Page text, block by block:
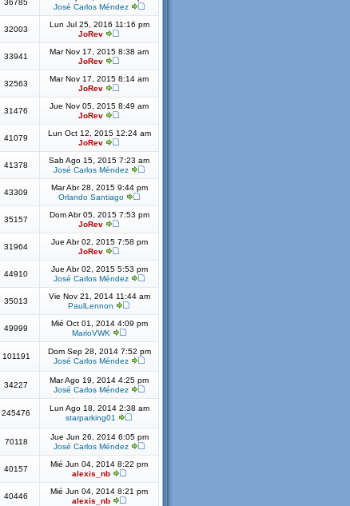
36785
José Carlos Méndez
32003
Lun Jul 25, 2016 11:16 pm
JoRev
33941
Mar Nov 17, 2015 8:38 am
JoRev
32563
Mar Nov 17, 2015 8:14 am
JoRev
31476
Jue Nov 05, 2015 8:49 am
JoRev
41079
Lun Oct 12, 2015 12:24 am
JoRev
41378
Sab Ago 15, 2015 7:23 am
José Carlos Méndez
43309
Mar Abr 28, 2015 9:44 pm
Orlando Santiago
35157
Dom Abr 05, 2015 7:53 pm
JoRev
31964
Jue Abr 02, 2015 7:58 pm
JoRev
44910
Jue Abr 02, 2015 5:53 pm
José Carlos Méndez
35013
Vie Nov 21, 2014 11:44 am
PaulLennon
49999
Mié Oct 01, 2014 4:09 pm
MarioVWK
101191
Dom Sep 28, 2014 7:52 pm
José Carlos Méndez
34227
Mar Ago 19, 2014 4:25 pm
José Carlos Méndez
245476
Lun Ago 18, 2014 2:38 am
starparking01
70118
Jue Jun 26, 2014 6:05 pm
José Carlos Méndez
40157
Mié Jun 04, 2014 8:22 pm
alexis_nb
40446
Mié Jun 04, 2014 8:21 pm
alexis_nb